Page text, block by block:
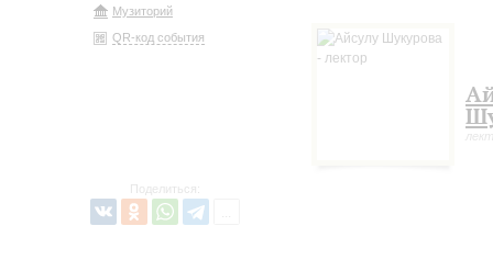
Музиторий
QR-код события
Поделиться: